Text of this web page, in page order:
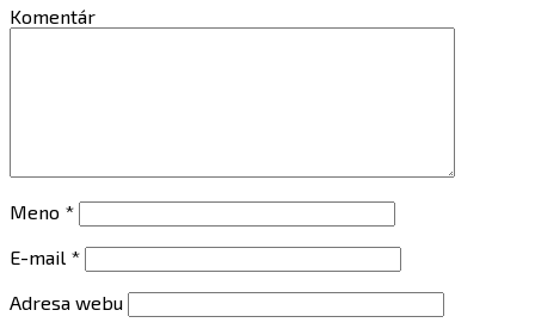
Komentár
Meno *
E-mail *
Adresa webu